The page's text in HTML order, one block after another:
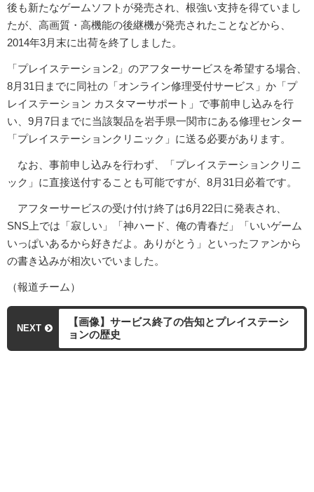
後も新たなゲームソフトが発売され、根強い支持を得ていまし
たが、高画質・高機能の後継機が発売されたことなどから、
2014年3月末に出荷を終了しました。
「プレイステーション2」のアフターサービスを希望する場合、
8月31日までに同社の「オンライン修理受付サービス」か「プ
レイステーション カスタマーサポート」で事前申し込みを行
い、9月7日までに当該製品を岩手県一関市にある修理センター
「プレイステーションクリニック」に送る必要があります。
なお、事前申し込みを行わず、「プレイステーションクリニ
ック」に直接送付することも可能ですが、8月31日必着です。
アフターサービスの受け付け終了は6月22日に発表され、
SNS上では「寂しい」「神ハード、俺の青春だ」「いいゲーム
いっぱいあるから好きだよ。ありがとう」といったファンから
の書き込みが相次いでいました。
（報道チーム）
NEXT
【画像】サービス終了の告知とプレイステーシ
ョンの歴史